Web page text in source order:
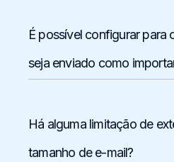
É possível configurar para
seja enviado como
Há alguma limitação de
tamanho de e-mail?